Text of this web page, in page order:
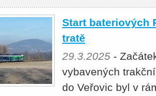
Start bateriových
tratě
29.3.2025 -
vybavených
do Veřovic byl v